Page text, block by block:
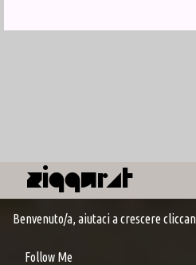
Ziqqurat
Benvenuto/a, aiutaci a crescere
Follow Me